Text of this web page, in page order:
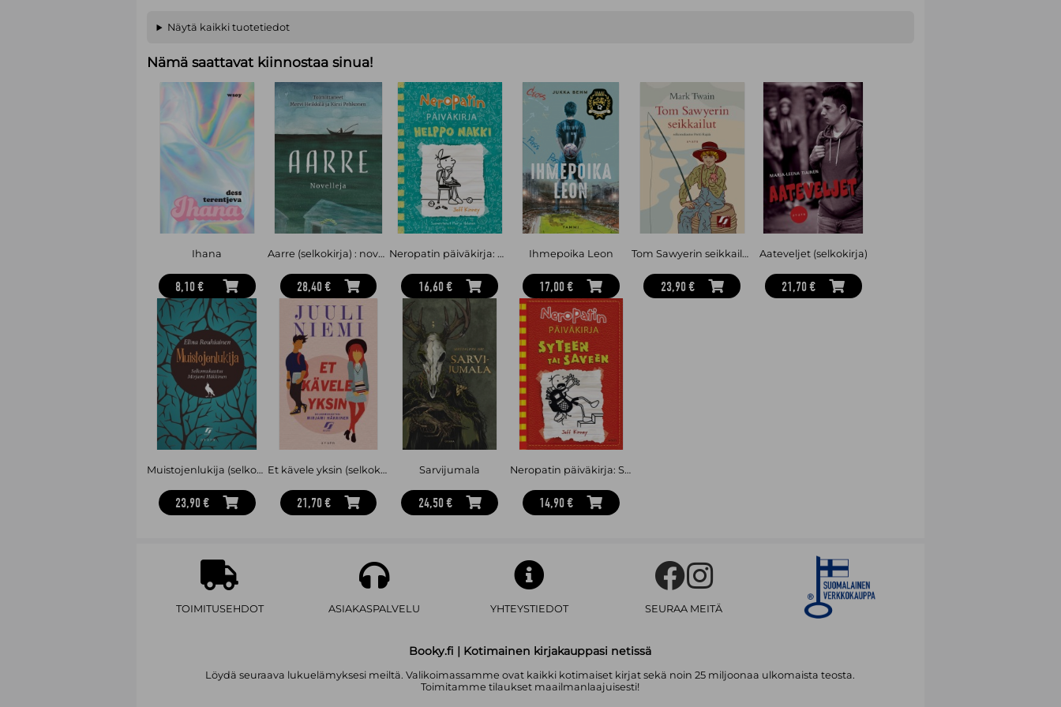
Näytä kaikki tuotetiedot
Nämä saattavat kiinnostaa sinua!
Ihana
8,10 €
Aarre (selkokirja) : novelleja
28,40 €
Neropatin päiväkirja: Helppo nakki : Neropatin päiväkirja 18
16,60 €
Ihmepoika Leon
17,00 €
Tom Sawyerin seikkailut (selkokirja)
23,90 €
Aateveljet (selkokirja)
21,70 €
Muistojenlukija (selkokirja)
23,90 €
Et kävele yksin (selkokirja)
21,70 €
Sarvijumala
24,50 €
Neropatin päiväkirja: Syteen tai saveen : Neropatin päiväkirja 11
14,90 €
TOIMITUSEHDOT ASIAKASPALVELU YHTEYSTIEDOT SEURAA MEITÄ
Booky.fi | Kotimainen kirjakauppasi netissä
Löydä seuraava lukuelämyksesi meiltä. Valikoimassamme ovat kaikki kotimaiset kirjat sekä noin 25 miljoonaa ulkomaista teosta.
Toimitamme tilaukset maailmanlaajuisesti!